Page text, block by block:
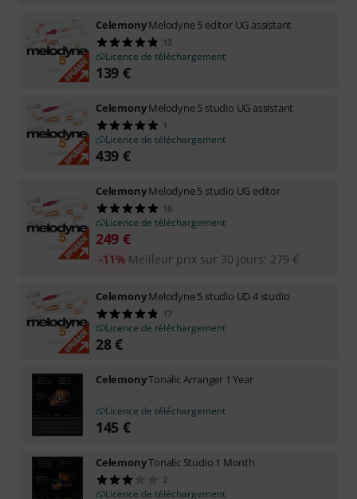
CelemonyMelodyne 5 editor UG assistant
12
Licence de téléchargement
139 €
CelemonyMelodyne 5 studio UG assistant
1
Licence de téléchargement
439 €
CelemonyMelodyne 5 studio UG editor
16
Licence de téléchargement
249 €
Meilleur prix sur 30 jours: 279 €
-11%
CelemonyMelodyne 5 studio UD 4 studio
17
Licence de téléchargement
28€
CelemonyTonalic Arranger 1 Year
Licence de téléchargement
145 €
CelemonyTonalic Studio 1 Month
2
Licence de téléchargement